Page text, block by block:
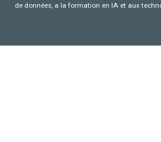
de données, a la formation en IA et aux